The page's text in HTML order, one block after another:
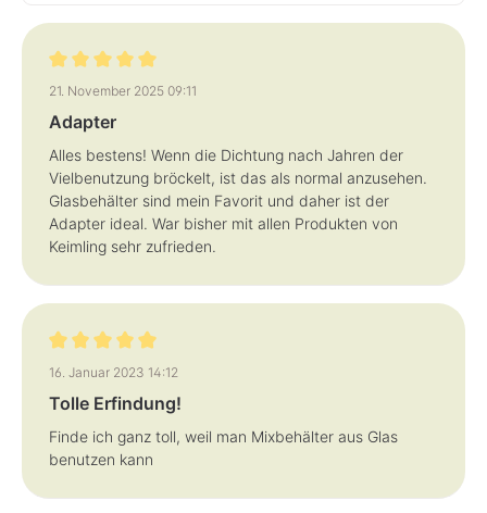
Bewertung mit 5 von 5 Sternen
21. November 2025 09:11
Adapter
Alles bestens! Wenn die Dichtung nach Jahren der
Vielbenutzung bröckelt, ist das als normal anzusehen.
Glasbehälter sind mein Favorit und daher ist der
Adapter ideal. War bisher mit allen Produkten von
Keimling sehr zufrieden.
Bewertung mit 5 von 5 Sternen
16. Januar 2023 14:12
Tolle Erfindung!
Finde ich ganz toll, weil man Mixbehälter aus Glas
benutzen kann